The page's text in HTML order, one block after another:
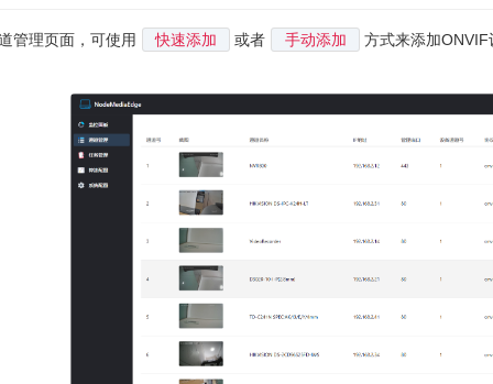
管理页面，可使用 快速添加 或者 手动添加 方式来添加ONVIF